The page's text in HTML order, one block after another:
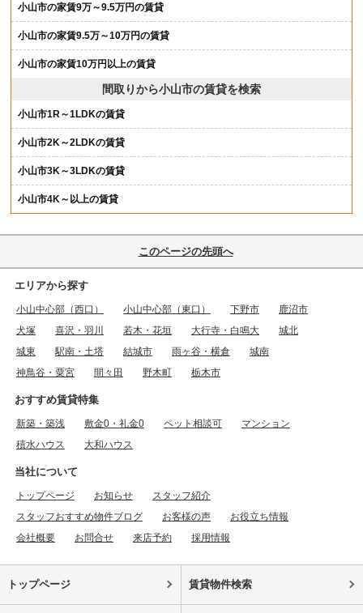
小山市の家賃9万～9.5万円の賃貸
小山市の家賃9.5万～10万円の賃貸
小山市の家賃10万円以上の賃貸
間取りから小山市の賃貸を検索
小山市1R～1LDKの賃貸
小山市2K～2LDKの賃貸
小山市3K～3LDKの賃貸
小山市4K～以上の賃貸
このページの先頭へ
エリアから探す
小山中心部（西口） 小山中心部（東口） 下野市
鹿沼市
犬塚
喜沢・羽川 若木・花垣 大行寺・白鳴大
城北
城東
駅南・土塔 結城市 雨ヶ谷・横倉
城南
神鳥谷・粟宮
間々田 野木町 栃木市
おすすめ賃貸特集
新築・築浅 敷金0・礼金0 ペット相談可
マンション
積水ハウス
大和ハウス
当社について
トップページ お知らせ
スタッフ紹介
スタッフおすすめ物件ブログ
お客様の声
お役立ち情報
会社概要
お問合せ 来店予約 採用情報
トップページ 賃貸物件検索